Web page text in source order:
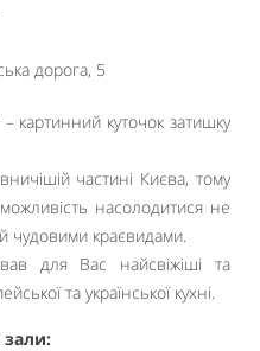
дорога, 5
– картинний куточок затишку
частині Києва, тому
насолодитися не
чудовими краєвидами.
для Вас найсвіжіші та
та української кухні.
зали: